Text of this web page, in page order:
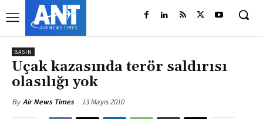
BASIN
Uçak kazasında terör saldırısı
olasılığı yok
By Air News Times 13 Mayıs 2010